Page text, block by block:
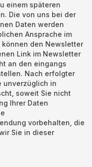
einem späteren
Die von uns bei der
Daten werden
Ansprache im
den Newsletter
Link im Newsletter
an den eingangs
Nach erfolgter
unverzüglich in
soweit Sie nicht
Ihrer Daten
vorbehalten, die
Sie in dieser